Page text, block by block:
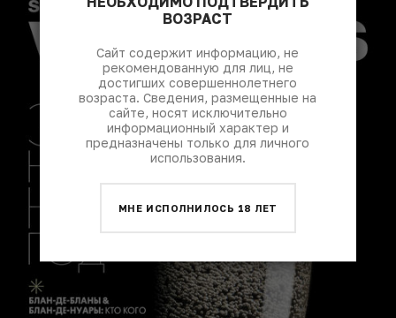
ВОЗРАСТ
Сайт содержит информацию, не
рекомендованную для лиц, не
достигших совершеннолетнего
возраста. Сведения, размещенные на
сайте, носят исключительно
информационный характер и
предназначены только для личного
использования.
МНЕ ИСПОЛНИЛОСЬ 18 ЛЕТ